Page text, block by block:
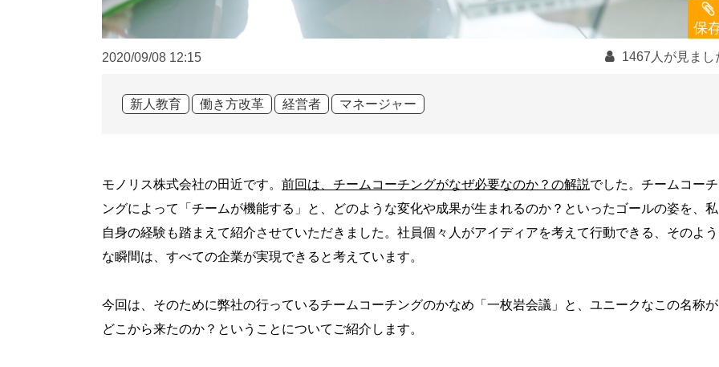
保
2020/09/08 12:15 1467人が見まし
新人教育 働き方改革 経営者 マネージャー
モノリス株式会社の田近です。 前回は、チームコーチングがなぜ必要なのか？の解説でした。チームコーチ
ングによって「チームが機能する」と、どのような変化や成果が生まれるのか？といったゴールの姿を、私
自身の経験も踏まえて紹介させていただきました。社員個々人がアイディアを考えて行動できる、そのよう
な瞬間は、すべての企業が実現できると考えています。
今回は、そのために弊社の行っているチームコーチングのかなめ「一枚岩会議」と、ユニークなこの名称が
どこから来たのか？ということについてご紹介します。